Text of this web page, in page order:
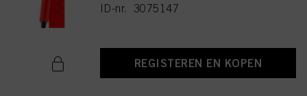
ID-nr. 3075147
REGISTEREN EN KOPEN